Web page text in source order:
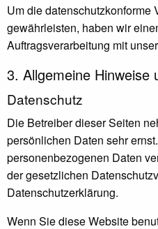
Um die datenschutzkonforme
gewährleisten, haben wir
Auftragsverarbeitung mit
3. Allgemeine Hinweise
Datenschutz
Die Betreiber dieser Seiten
persönlichen Daten sehr
personenbezogenen Daten
der gesetzlichen
Datenschutzerklärung.
Wenn Sie diese Website